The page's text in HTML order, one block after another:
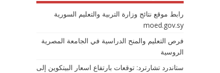
رابط موقع نتائج وزارة التربية والتعليم السورية
moed.gov.sy
فرص التعليم والمنح الدراسية في الجامعة المصرية
الروسية
ستاندرد تشارترد: توقعات بارتفاع اسعار البيتكوين إلى